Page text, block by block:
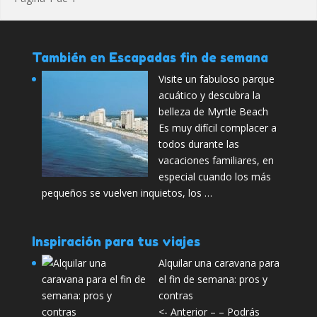
También en Escapadas fin de semana
Visite un fabuloso parque
acuático y descubra la
belleza de Myrtle Beach
Es muy difícil complacer a
todos durante las
vacaciones familiares, en
especial cuando los más
pequeños se vuelven inquietos, los …
Inspiración para tus viajes
Alquilar una caravana para
el fin de semana: pros y
contras
<- Anterior – – Podrás